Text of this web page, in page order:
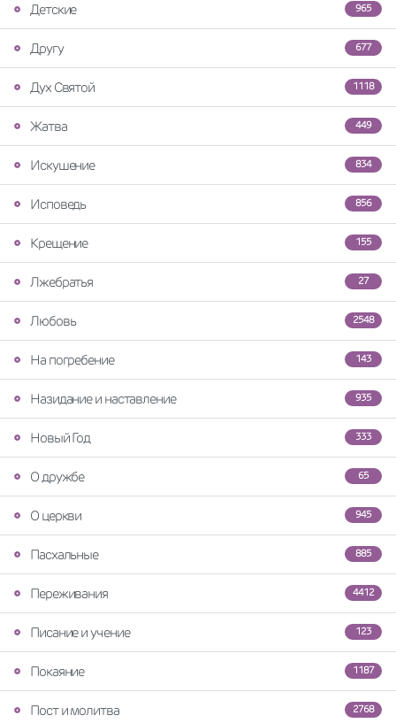
965
Детские
677
Другу
1118
Дух Святой
449
Жатва
834
Искушение
856
Исповедь
155
Крещение
27
Лжебратья
2548
Любовь
143
На погребение
935
Назидание и наставление
333
Новый Год
65
О дружбе
945
О церкви
885
Пасхальные
4412
Переживания
123
Писание и учение
1187
Покаяние
2768
Пост и молитва